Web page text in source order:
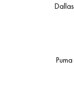
Dallas
Puma